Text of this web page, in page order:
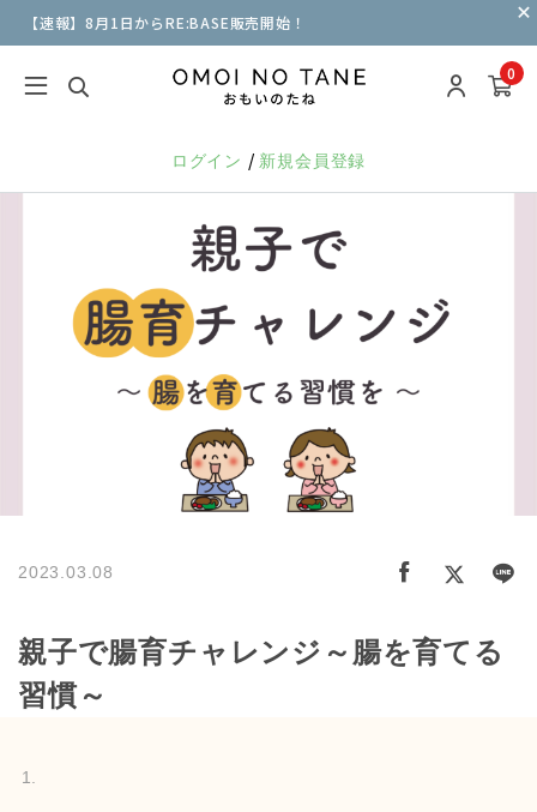
【速報】8月1日からRE:BASE販売開始！
0
ログイン / 新規会員登録
2023.03.08
親子で腸育チャレンジ～腸を育てる
習慣～